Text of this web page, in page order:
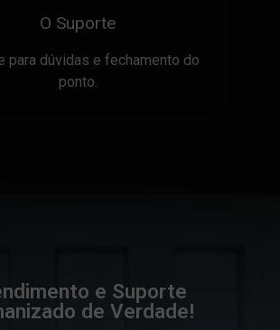
O Suporte
para dúvidas e fechamento do
ponto.
e Suporte
de Verdade!